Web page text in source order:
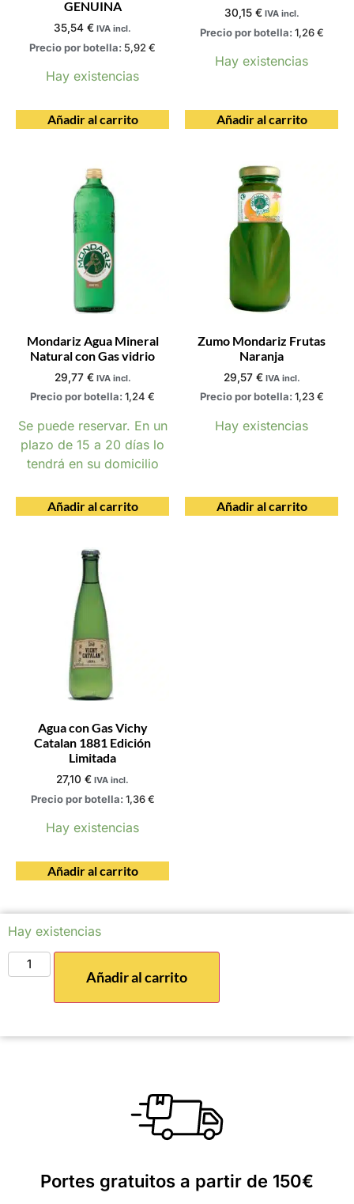
GENUINA
35,54 € IVA incl.
Precio por botella: 5,92 €
Hay existencias
Añadir al carrito
30,15 € IVA incl.
Precio por botella: 1,26€
Hay existencias
Añadir al carrito
Mondariz Agua Mineral
Natural con Gas vidrio
29,77 € IVA incl.
Precio por botella: 1,24 €
Se puede reservar. En un
plazo de 15 a 20 días lo
tendrá en su domicilio
Añadir al carrito
Zumo Mondariz Frutas
Naranja
29,57 € IVA incl.
Precio por botella: 1,23€
Hay existencias
Añadir al carrito
Agua con Gas Vichy
Catalan 1881 Edición
Limitada
27,10 € IVA incl.
Precio por botella: 1,36€
Hay existencias
Añadir al carrito
Hay existencias
Añadir al carrito
Portes gratuitos a partir de 150€